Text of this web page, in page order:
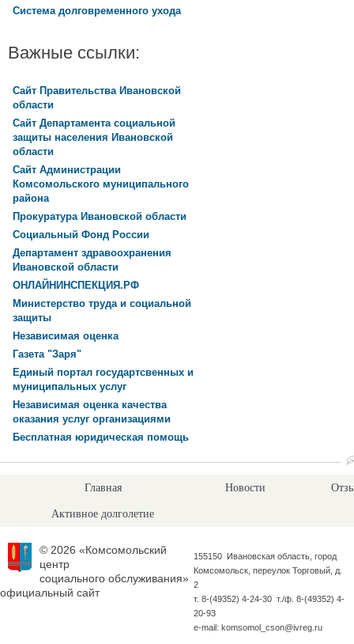
Система долговременного ухода
Важные ссылки:
Сайт Правительства Ивановской
области
Сайт Департамента социальной
защиты населения Ивановской
области
Сайт Администрации
Комсомольского муниципального
района
Прокуратура Ивановской области
Социальный Фонд России
Департамент здравоохранения
Ивановской области
ОНЛАЙНИНСПЕКЦИЯ.РФ
Министерство труда и социальной
защиты
Независимая оценка
Газета "Заря"
Единый портал государтсвенных и
муниципальных услуг
Независимая оценка качества
оказания услуг организациями
Бесплатная юридическая помощь
Главная Новости
Активное долголетие
© 2026 «Комсомольский
центр
социального обслуживания»
официальный сайт
155150 Ивановская область, город
Комсомольск, переулок Торговый, д.
2
т. 8-(49352) 4-24-30 т./ф. 8-(49352) 4-
20-93
e-mail: komsomol_cson@ivreg.ru